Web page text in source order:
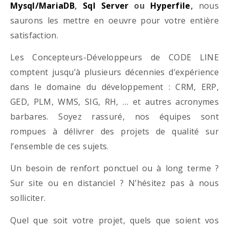
Mysql/MariaDB, Sql Server ou Hyperfile, nous
saurons les mettre en oeuvre pour votre entière
satisfaction.
Les Concepteurs-Développeurs de CODE LINE
comptent jusqu’à plusieurs décennies d’expérience
dans le domaine du développement : CRM, ERP,
GED, PLM, WMS, SIG, RH, … et autres acronymes
barbares. Soyez rassuré, nos équipes sont
rompues à délivrer des projets de qualité sur
l’ensemble de ces sujets.
Un besoin de renfort ponctuel ou à long terme ?
Sur site ou en distanciel ? N’hésitez pas à nous
solliciter.
Quel que soit votre projet, quels que soient vos